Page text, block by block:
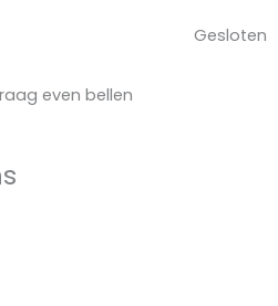
Gesloten
even bellen